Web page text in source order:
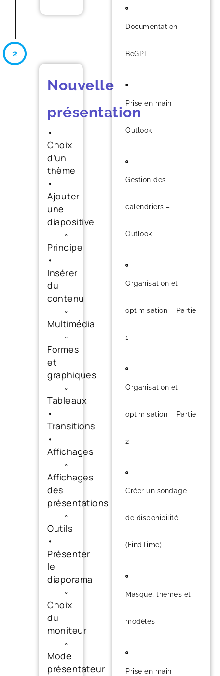
Nouvelle
présentation
•
Choix
d’un
thème
•
Ajouter
une
diapositive
◦
Principe
•
Insérer
du
contenu
◦
Multimédia
◦
Formes
et
graphiques
◦
Tableaux
•
Transitions
•
Affichages
◦
Affichages
des
présentations
◦
Outils
•
Présenter
le
diaporama
◦
Choix
du
moniteur
◦
Mode
présentateur
Documentation
BeGPT
Prise en main –
Outlook
Gestion des
calendriers –
Outlook
Organisation et
optimisation – Partie
1
Organisation et
optimisation – Partie
2
Créer un sondage
de disponibilité
(FindTime)
Masque, thèmes et
modèles
Prise en main